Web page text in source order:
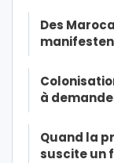
Des
à
Quand la
suscite un